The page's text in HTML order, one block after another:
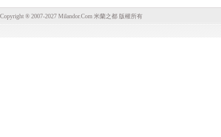
Copyright ® 2007-2027 Milandor.Com 米蘭之都 版權所有